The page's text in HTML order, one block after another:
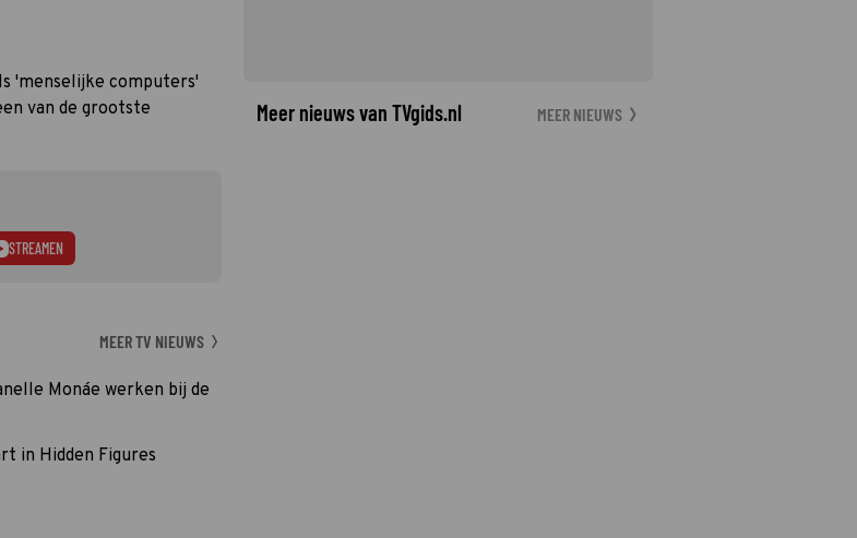
'menselijke computers'
van de grootste
STREAMEN
MEER TV NIEUWS
Monáe werken bij de
in Hidden Figures
Meer nieuws van TVgids.nl MEER NIEUWS